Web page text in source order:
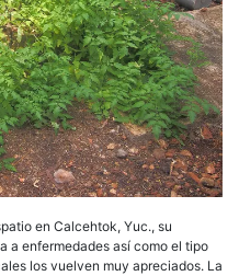
en Calcehtok, Yuc., su
a enfermedades así como el tipo
los vuelven muy apreciados. La